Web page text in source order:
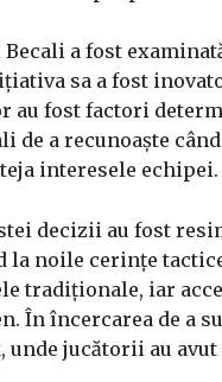
a fost
sa a fost
fost factori
de a recunoaște
interesele echipei.
decizii au fost
la noile cerințe
tradiționale, iar
În încercarea de a
unde jucătorii au